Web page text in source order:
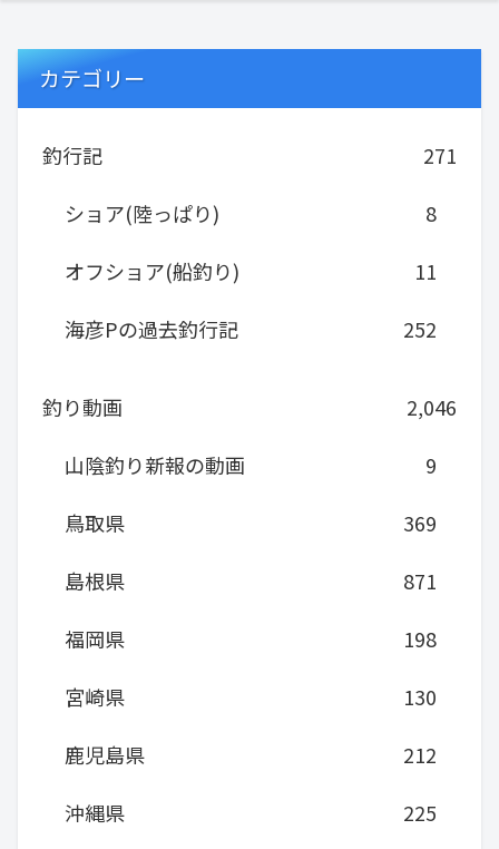
カテゴリー
釣行記
271
ショア(陸っぱり)
8
オフショア(船釣り)
11
海彦Pの過去釣行記
252
釣り動画
2,046
山陰釣り新報の動画
9
鳥取県
369
島根県
871
福岡県
198
宮崎県
130
鹿児島県
212
沖縄県
225